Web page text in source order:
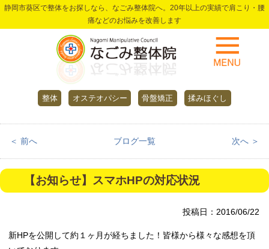
静岡市葵区で整体をお探しなら、なごみ整体院へ。20年以上の実績で肩こり・腰
痛などのお悩みを改善します
整体 オステオパシー 骨盤矯正 揉みほぐし
＜ 前へ ブログ一覧 次へ ＞
【お知らせ】スマホHPの対応状況
投稿日：2016/06/22
新HPを公開して約１ヶ月が経ちました！皆様から様々な感想を頂